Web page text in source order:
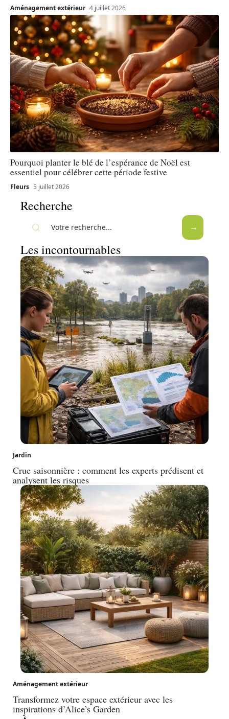
Aménagement extérieur 4 juillet 2026
Pourquoi planter le blé de l’espérance de Noël est
essentiel pour célébrer cette période festive
Fleurs 5 juillet 2026
Recherche
Les incontournables
Jardin
Crue saisonnière : comment les experts prédisent et
analysent les risques
Aménagement extérieur
Transformez votre espace extérieur avec les
inspirations d’Alice’s Garden